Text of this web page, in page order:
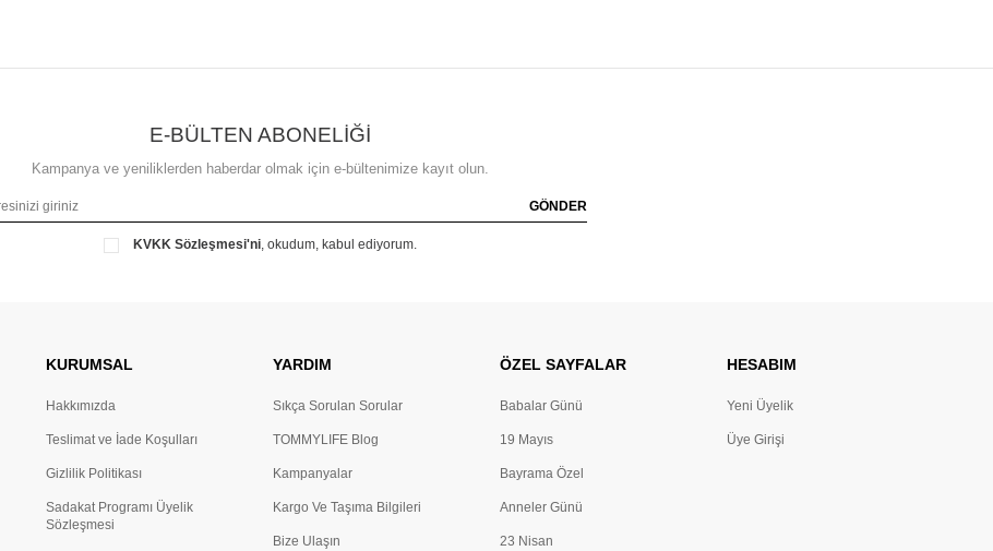
E-BÜLTEN ABONELİĞİ
Kampanya ve yeniliklerden haberdar olmak için e-bültenimize kayıt olun.
GÖNDER
KVKK Sözleşmesi'ni, okudum, kabul ediyorum.
KURUMSAL
Hakkımızda
Teslimat ve İade Koşulları
Gizlilik Politikası
Sadakat Programı Üyelik
Sözleşmesi
YARDIM
Sıkça Sorulan Sorular
TOMMYLIFE Blog
Kampanyalar
Kargo Ve Taşıma Bilgileri
Bize Ulaşın
ÖZEL SAYFALAR
Babalar Günü
19 Mayıs
Bayrama Özel
Anneler Günü
23 Nisan
HESABIM
Yeni Üyelik
Üye Girişi